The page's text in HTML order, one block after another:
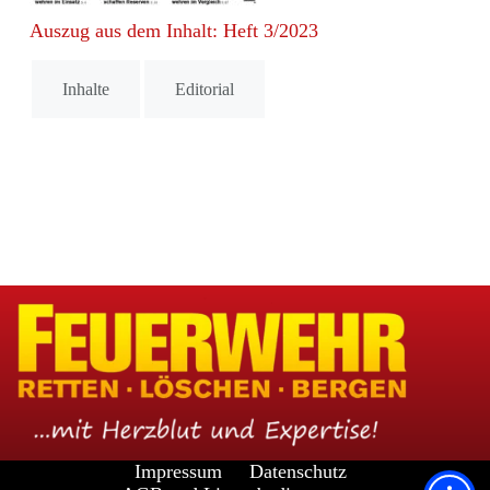
Auszug aus dem Inhalt: Heft 3/2023
Inhalte Editorial
Impressum
Datenschutz